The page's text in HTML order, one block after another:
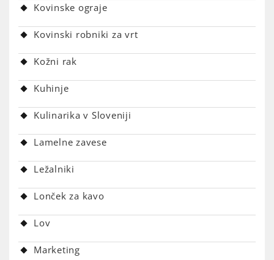
Kovinske ograje
Kovinski robniki za vrt
Kožni rak
Kuhinje
Kulinarika v Sloveniji
Lamelne zavese
Ležalniki
Lonček za kavo
Lov
Marketing